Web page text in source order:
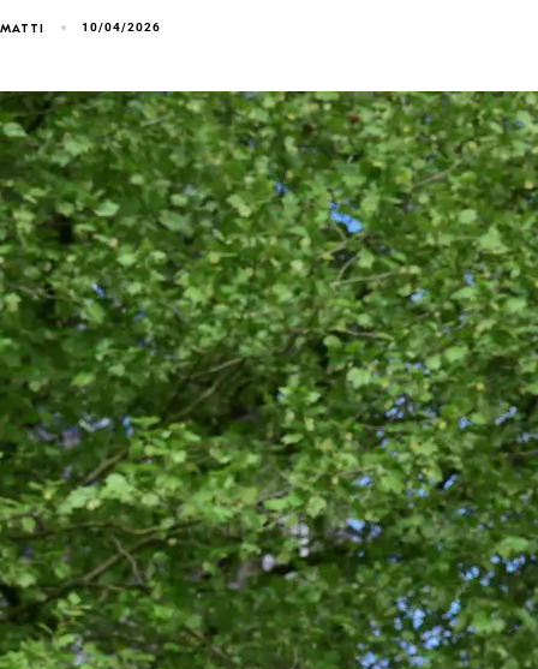
MATTI 10/04/2026